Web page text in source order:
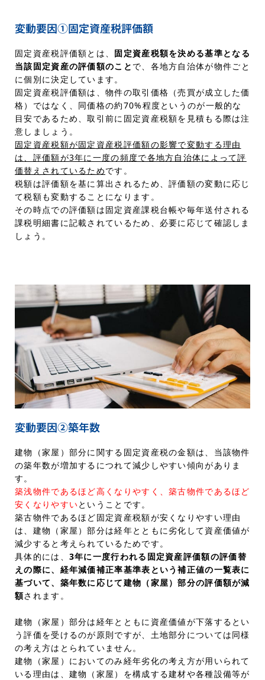
変動要因①固定資産税評価額
固定資産税評価額とは、 固定資産税額を決める基準となる
当該固定資産の評価額のこと で、各地方自治体が物件ごと
に個別に決定しています。
固定資産税評価額は、物件の取引価格（売買が成立した価
格）ではなく、同価格の約70%程度というのが一般的な
目安であるため、取引前に固定資産税額を見積もる際は注
意しましょう。
固定資産税額が固定資産税評価額の影響で変動する理由
は、評価額が3年に一度の頻度で各地方自治体によって評
価替えされているためです。
税額は評価額を基に算出されるため、評価額の変動に応じ
て税額も変動することになります。
その時点での評価額は固定資産課税台帳や毎年送付される
課税明細書に記載されているため、必要に応じて確認しま
しょう。
変動要因②築年数
建物（家屋）部分に関する固定資産税の金額は、当該物件
の築年数が増加するにつれて減少しやすい傾向がありま
す。
築浅物件であるほど高くなりやすく、築古物件であるほど
安くなりやすいということです。
築古物件であるほど固定資産税額が安くなりやすい理由
は、建物（家屋）部分は経年とともに劣化して資産価値が
減少すると考えられているためです。
具体的には、 3年に一度行われる固定資産評価額の評価替
えの際に、経年減価補正率基準表という補正値の一覧表に
基づいて、築年数に応じて建物（家屋）部分の評価額が減
額されます。
建物（家屋）部分は経年とともに資産価値が下落するとい
う評価を受けるのが原則ですが、土地部分については同様
の考え方はとられていません。
建物（家屋）においてのみ経年劣化の考え方が用いられて
いる理由は、建物（家屋）を構成する建材や各種設備等が